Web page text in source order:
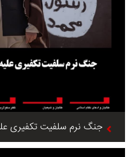
جنگ نرم سلفیت تکفیری